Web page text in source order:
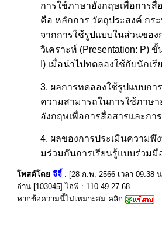
การใช้ภาษาอังกฤษเพื่อการ
คือ หลักการ วัตถุประสงค์ กร
จากการใช้รูปแบบในส่วนของ
วิเคราะห์ (Presentation: P)
I) เมื่อนำไปทดลองใช้กับนักเ
3. ผลการทดลองใช้รูปแบบก
ความสามารถในการใช้ภาษ
อังกฤษเพื่อการสื่อสารและกา
4. ผลของการประเมินความ
มร่วมกันการเรียนรู้แบบร่วม
โพสต์โดย จีจี้ : [28 ก.พ. 2566 เวลา 09:38
อ่าน [103045] ไอพี : 110.49.27.68
หากข้อความนี้ไม่เหมาะสม คลิก